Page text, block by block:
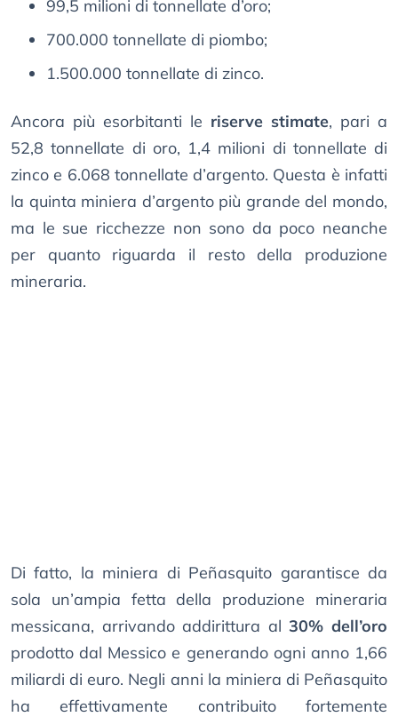
99,5 milioni di tonnellate d’oro;
700.000 tonnellate di piombo;
1.500.000 tonnellate di zinco.
Ancora più esorbitanti le riserve stimate, pari a
52,8 tonnellate di oro, 1,4 milioni di tonnellate di
zinco e 6.068 tonnellate d’argento. Questa è infatti
la quinta miniera d’argento più grande del mondo,
ma le sue ricchezze non sono da poco neanche
per quanto riguarda il resto della produzione
mineraria.
Di fatto, la miniera di Peñasquito garantisce da
sola un’ampia fetta della produzione mineraria
messicana, arrivando addirittura al30% dell’oro
prodotto dal Messico e generando ogni anno 1,66
miliardi di euro. Negli anni la miniera di Peñasquito
ha effettivamente contribuito fortemente